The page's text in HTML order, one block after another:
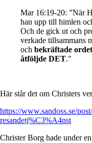
Mar 16:19-20: ”När
han upp till himlen
Och de gick ut och
verkade tillsammans
och bekräftade ordet
åtföljde DET."
Här står det om Christers
https://www.sandoss.se/
resandetj%C3%A4nst
Christer Borg hade under